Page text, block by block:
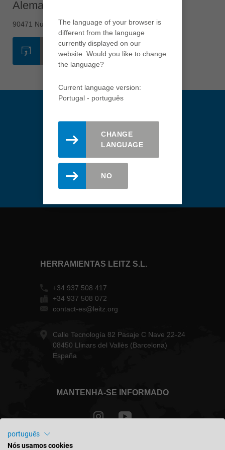
Việt Nam
中国
中文
ประเทศไทย
Україна
yкраїнська
Alemanha - Nuremberg
90471 Nuremberg
SITE
Registre-se aqui para a
newsletter Leitz.
HERRAMIENTAS LEITZ S.L.
+34 937 508 417
+34 937 508 072
contact-es@leitz.org
Calle Tecnología 82 Pasaje C Nave 22-24
08450 Llinars del Vallès (Barcelona)
España
MANTENHA-SE INFORMADO
The language of your browser is
different from the language
currently displayed on our
website. Would you like to change
the language?
Current language version:
Portugal - português
CHANGE
LANGUAGE
NO
português
Nós usamos cookies